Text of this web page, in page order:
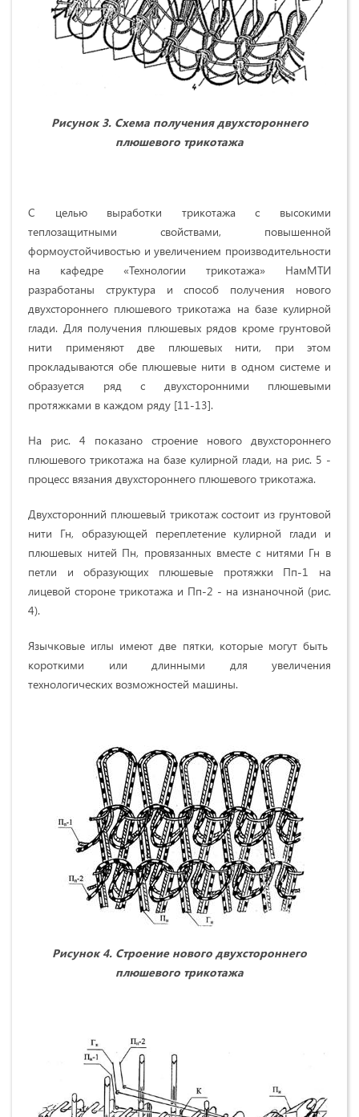
Рисунок 3. Схема получения двухстороннего
плюшевого трикотажа
С целью выработки трикотажа с высокими
теплозащитными свойствами, повышенной
формоустойчивостью и увеличением производительности
на кафедре «Технологии трикотажа» НамМТИ
разработаны структура и способ получения нового
двухстороннего плюшевого трикотажа на базе кулирной
глади. Для получения плюшевых рядов кроме грунтовой
нити применяют две плюшевых нити, при этом
прокладываются обе плюшевые нити в одном системе и
образуется ряд с двухсторонними плюшевыми
протяжками в каждом ряду [11-13].
На рис. 4 показано строение нового двухстороннего
плюшевого трикотажа на базе кулирной глади, на рис. 5 -
процесс вязания двухстороннего плюшевого трикотажа.
Двухсторонний плюшевый трикотаж состоит из грунтовой
нити Гн, образующей переплетение кулирной глади и
плюшевых нитей Пн, провязанных вместе с нитями Гн в
петли и образующих плюшевые протяжки Пп-1 на
лицевой стороне трикотажа и Пп-2 - на изнаночной (рис.
4).
Язычковые иглы имеют две пятки, которые могут быть
короткими или длинными для увеличения
технологических возможностей машины.
Рисунок 4. Строение нового двухстороннего
плюшевого трикотажа